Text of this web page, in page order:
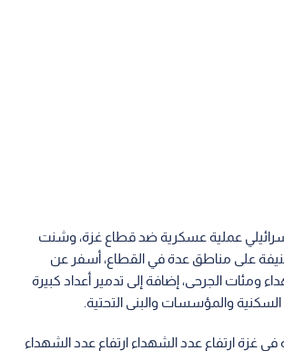
عملية عسكرية ضد قطاع غزة، وشنت
على مناطق عدة في القطاع، أسفر عن
الجرحى، إضافة إلى تدمير أعداد كبيرة
السكنية والمؤسسات والبنى التحتية.
في غزة ارتفاع عدد الشهداء ارتفاع عدد الشهداء